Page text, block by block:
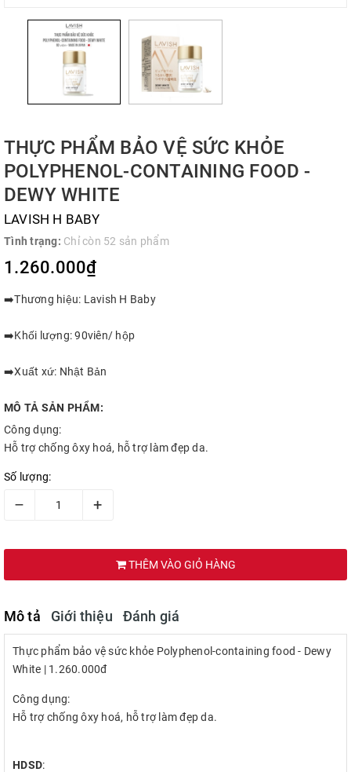
THỰC PHẨM BẢO VỆ SỨC KHỎE
POLYPHENOL-CONTAINING FOOD -
DEWY WHITE
LAVISH H BABY
Tình trạng: Chỉ còn 52 sản phẩm
1.260.000₫
➡️Thương hiệu: Lavish H Baby
➡️Khối lượng: 90viên/ hộp
➡️Xuất xứ: Nhật Bản
MÔ TẢ SẢN PHẨM:
Công dụng:
Hỗ trợ chống ôxy hoá, hỗ trợ làm đẹp da.
Số lượng:
– +
THÊM VÀO GIỎ HÀNG
Mô tả Giới thiệu Đánh giá
Thực phẩm bảo vệ sức khỏe Polyphenol-containing food - Dewy
White | 1.260.000đ
Công dụng:
Hỗ trợ chống ôxy hoá, hỗ trợ làm đẹp da.
HDSD: